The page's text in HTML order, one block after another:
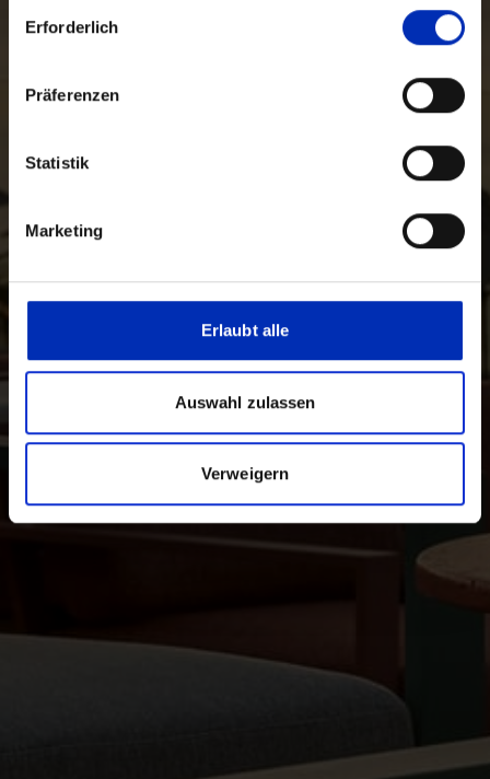
mitErforderlich
Präferenzen
Statistik
Marketing
Erlaubt alle
Auswahl zulassen
Verweigern